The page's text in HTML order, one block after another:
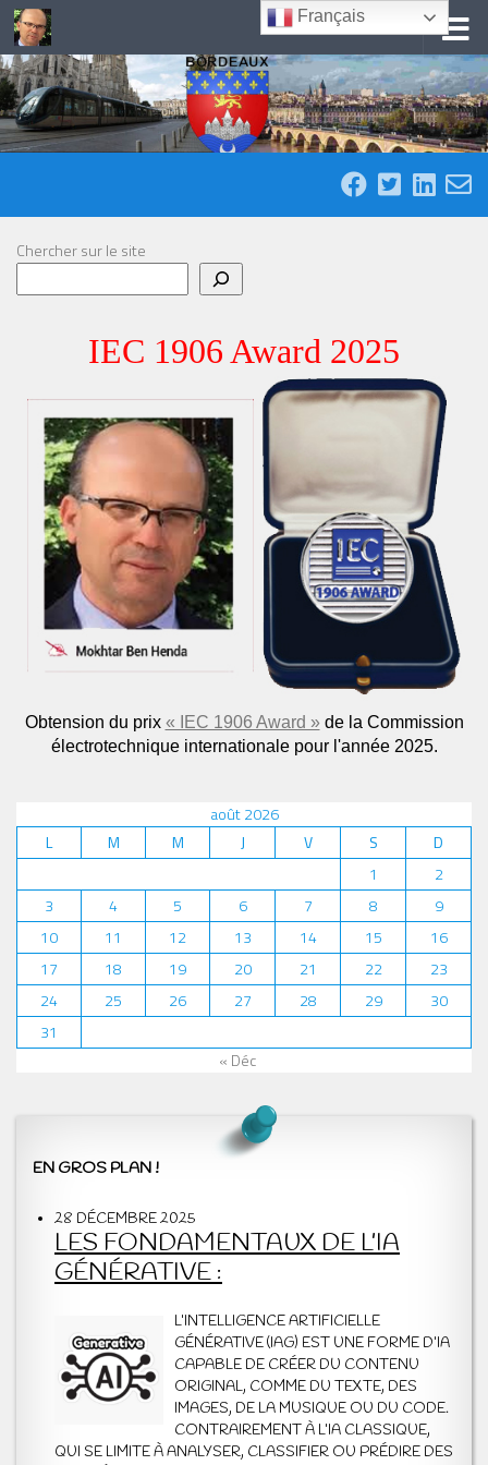
Skip to content
Chercher sur le site
IEC 1906 Award 2025
Obtension du prix « IEC 1906 Award »de la Commission
électrotechnique internationale pour l'année 2025.
août 2026
L
M M J V S
D
1
2
3
4 5 6 7 8
9
10
11 12 13 14 15
16
17
18 19 20 21 22
23
24
25 26 27 28 29
30
31
« Déc
EN GROS PLAN !
28 DÉCEMBRE 2025
LES FONDAMENTAUX DE L’IA
GÉNÉRATIVE :
L’INTELLIGENCE ARTIFICIELLE
GÉNÉRATIVE (IAG) EST UNE FORME D’IA
CAPABLE DE CRÉER DU CONTENU
ORIGINAL, COMME DU TEXTE, DES
IMAGES, DE LA MUSIQUE OU DU CODE.
CONTRAIREMENT À L’IA CLASSIQUE,
QUI SE LIMITE À ANALYSER, CLASSIFIER OU PRÉDIRE DES
Français